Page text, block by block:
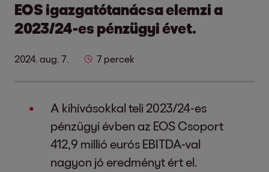
EOS igazgatótanácsa elemzi a
2023/24-es pénzügyi évet.
2024. aug. 7. 7 percek
A kihívásokkal teli 2023/24-es
pénzügyi évben az EOS Csoport
412,9 millió eurós EBITDA-val
nagyon jó eredményt ért el.